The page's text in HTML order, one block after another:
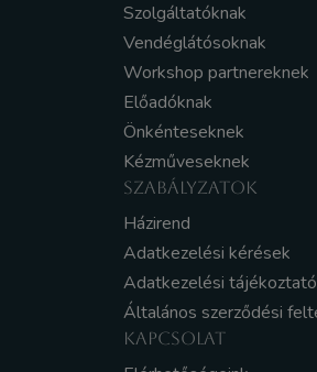
Szolgáltatóknak
Vendéglátósoknak
Workshop partnereknek
Előadóknak
Önkénteseknek
Kézműveseknek
SZABÁLYZATOK
Házirend
Adatkezelési kérések
Adatkezelési tájékoztató
Általános szerződési
KAPCSOLAT